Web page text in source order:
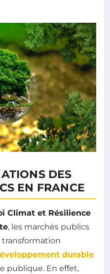
DES
EN FRANCE
Climat et Résilience
, les marchés publics
transformation
durable
publique. En effet,